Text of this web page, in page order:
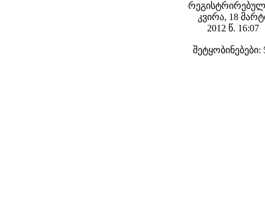
კვირა, 18
2012 წ. 16:07
შეტყობინებები: